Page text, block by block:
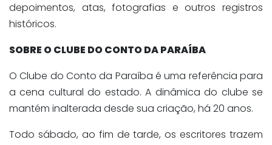
depoimentos, atas, fotografias e outros registros
históricos.
SOBRE O CLUBE DO CONTO DA PARAÍBA
O Clube do Conto da Paraíba é uma referência para
a cena cultural do estado. A dinâmica do clube se
mantém inalterada desde sua criação, há 20 anos.
Todo sábado, ao fim de tarde, os escritores trazem